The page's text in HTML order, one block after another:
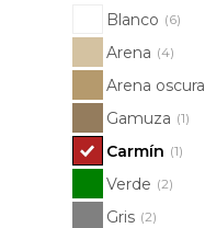
Blanco (6)
Arena (4)
Arena oscura
Gamuza (1)
Carmín (1)
Verde (2)
Gris (2)